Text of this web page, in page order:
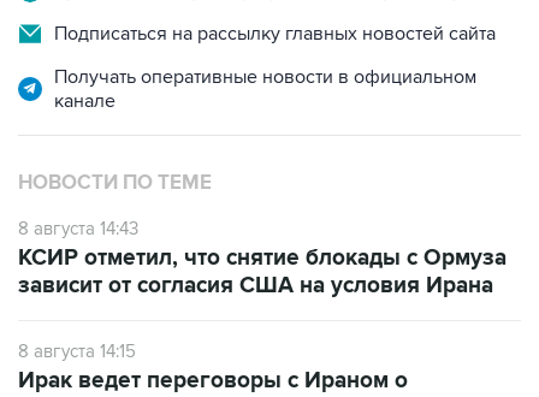
Получать оперативные новости в официальном
канале
НОВОСТИ ПО ТЕМЕ
8 августа 14:43
зависит от согласия США на условия Ирана
перевозке нефти через Ормузский пролив